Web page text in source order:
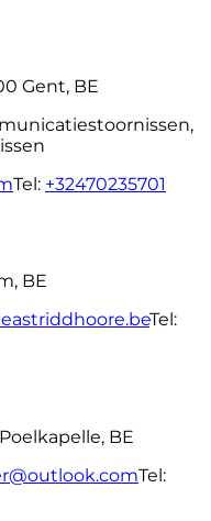
Gent, BE
Tel: +32470235701
BE
Tel:
BE
Tel: